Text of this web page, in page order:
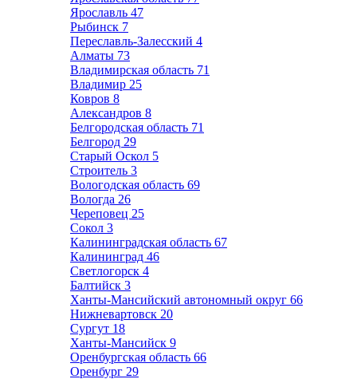
Ярославль 47
Рыбинск 7
Переславль-Залесский 4
Алматы 73
Владимирская область 71
Владимир 25
Ковров 8
Александров 8
Белгородская область 71
Белгород 29
Старый Оскол 5
Строитель 3
Вологодская область 69
Вологда 26
Череповец 25
Сокол 3
Калининградская область 67
Калининград 46
Светлогорск 4
Балтийск 3
Ханты-Мансийский автономный округ 66
Нижневартовск 20
Сургут 18
Ханты-Мансийск 9
Оренбургская область 66
Оренбург 29